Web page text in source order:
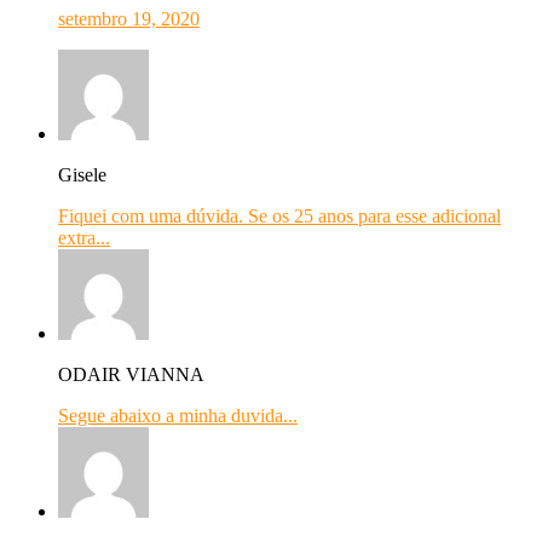
setembro 19, 2020
Gisele
Fiquei com uma dúvida. Se os 25 anos para esse adicional
extra...
ODAIR VIANNA
Segue abaixo a minha duvida...